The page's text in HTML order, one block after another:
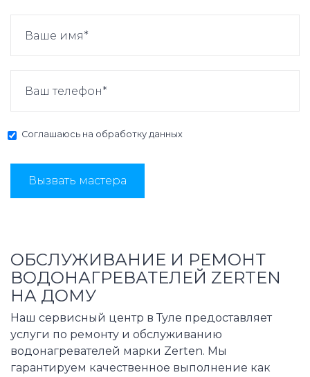
Соглашаюсь на обработку данных
Вызвать мастера
ОБСЛУЖИВАНИЕ И РЕМОНТ
ВОДОНАГРЕВАТЕЛЕЙ ZERTEN
НА ДОМУ
Наш сервисный центр в Туле предоставляет
услуги по ремонту и обслуживанию
водонагревателей марки Zerten. Мы
гарантируем качественное выполнение как